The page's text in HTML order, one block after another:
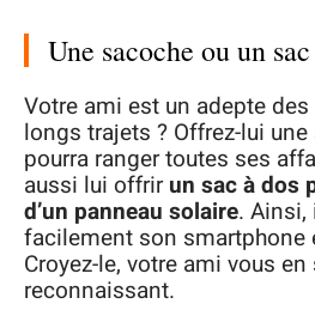
Une sacoche ou un
Votre ami est un adepte
longs trajets ? Offrez-lui
pourra ranger toutes ses
aussi lui offrirun sac à dos
d’un panneau solaire. Ainsi,
facilement son smartphone
Croyez-le, votre ami vous en
reconnaissant.